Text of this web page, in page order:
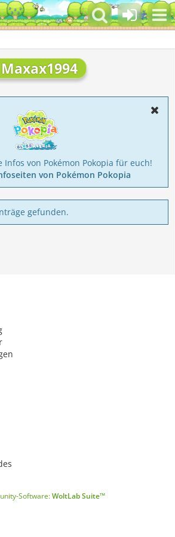
von Pokémon Pokopia für euch!
von Pokémon Pokopia
gefunden.
Software:WoltLab Suite™